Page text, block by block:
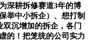
深耕拆修赛道3年的博
举中小拆企）、想打制
沉增加的拆企，各门
的！把笼统的公司实力